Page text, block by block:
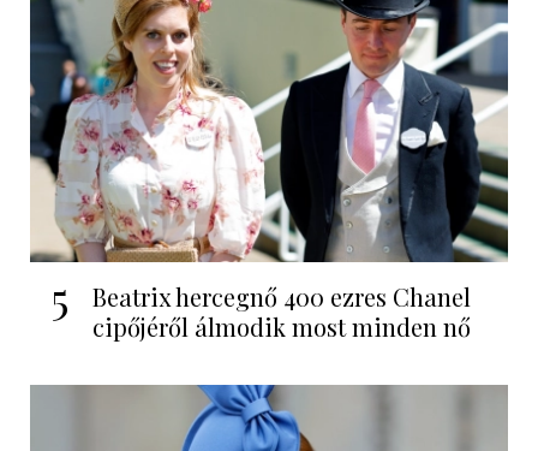
5
Beatrix hercegnő 400 ezres Chanel
cipőjéről álmodik most minden nő